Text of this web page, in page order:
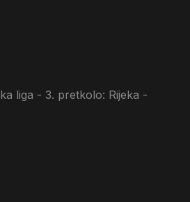
liga - 3. pretkolo: Rijeka -